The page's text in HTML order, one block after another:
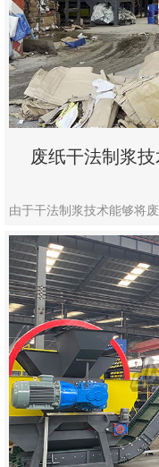
废纸干法制浆
由于干法制浆技术能够将